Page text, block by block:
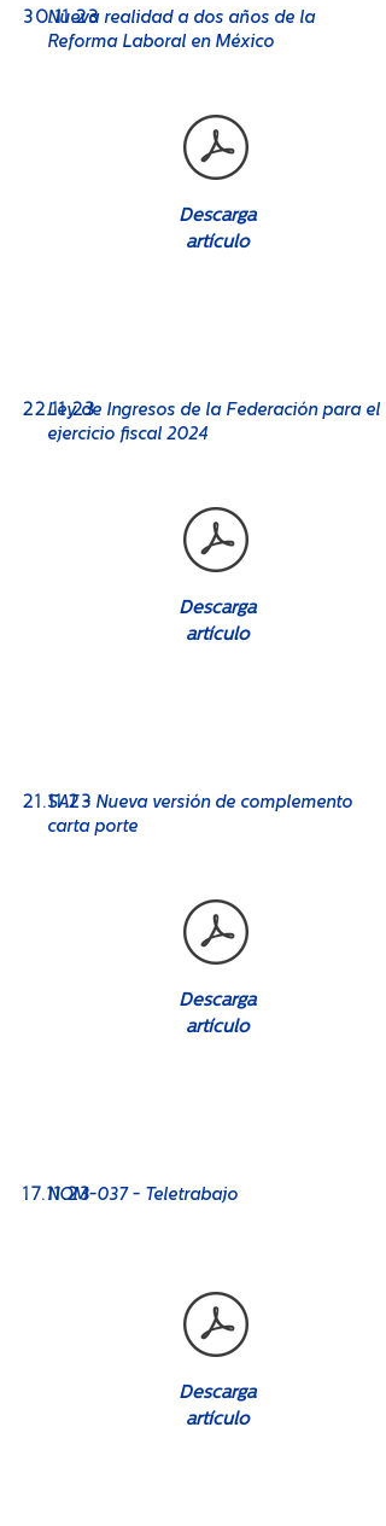
30.11.23
Nueva realidad a dos años de la
Reforma Laboral en México
Descarga
artículo
22.11.23
Ley de Ingresos de la Federación para el
ejercicio fiscal 2024
Descarga
artículo
21.11.23
SAT - Nueva versión de complemento
carta porte
Descarga
artículo
17.11.23
NOM-037 - Teletrabajo
Descarga
artículo